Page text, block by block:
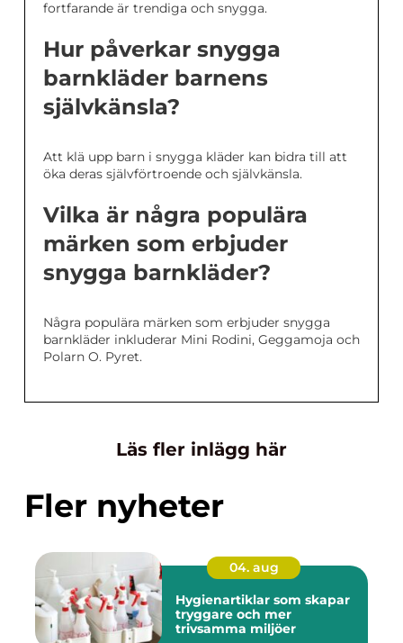
fortfarande är trendiga och snygga.
Hur påverkar snygga
barnkläder barnens
självkänsla?
Att klä upp barn i snygga kläder kan bidra till att
öka deras självförtroende och självkänsla.
Vilka är några populära
märken som erbjuder
snygga barnkläder?
Några populära märken som erbjuder snygga
barnkläder inkluderar Mini Rodini, Geggamoja och
Polarn O. Pyret.
Läs fler inlägg här
Fler nyheter
04. aug
Hygienartiklar som skapar
tryggare och mer
trivsamma miljöer